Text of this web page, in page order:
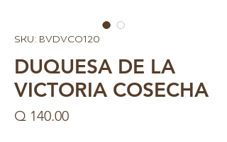
SKU: BVDVCO120
DUQUESA DE LA
VICTORIA COSECHA
Q 140.00Precio